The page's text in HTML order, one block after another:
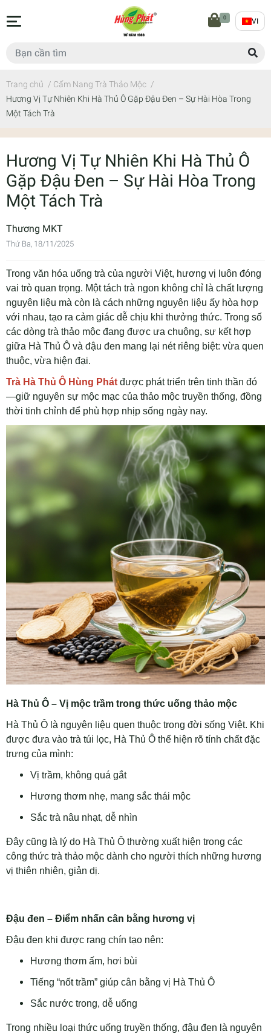
0 VI
Trang chủ / Cẩm Nang Trà Thảo Mộc /
Hương Vị Tự Nhiên Khi Hà Thủ Ô Gặp Đậu Đen – Sự Hài Hòa Trong
Một Tách Trà
Hương Vị Tự Nhiên Khi Hà Thủ Ô
Gặp Đậu Đen – Sự Hài Hòa Trong
Một Tách Trà
Thương MKT
Thứ Ba, 18/11/2025
Trong văn hóa uống trà của người Việt, hương vị luôn đóng
vai trò quan trọng. Một tách trà ngon không chỉ là chất lượng
nguyên liệu mà còn là cách những nguyên liệu ấy hòa hợp
với nhau, tạo ra cảm giác dễ chịu khi thưởng thức. Trong số
các dòng trà thảo mộc đang được ưa chuộng, sự kết hợp
giữa Hà Thủ Ô và đậu đen mang lại nét riêng biệt: vừa quen
thuộc, vừa hiện đại.
Trà Hà Thủ Ô Hùng Phát được phát triển trên tinh thần đó
—giữ nguyên sự mộc mạc của thảo mộc truyền thống, đồng
thời tinh chỉnh để phù hợp nhịp sống ngày nay.
Hà Thủ Ô – Vị mộc trầm trong thức uống thảo mộc
Hà Thủ Ô là nguyên liệu quen thuộc trong đời sống Việt. Khi
được đưa vào trà túi lọc, Hà Thủ Ô thể hiện rõ tính chất đặc
trưng của mình:
Vị trầm, không quá gắt
Hương thơm nhẹ, mang sắc thái mộc
Sắc trà nâu nhạt, dễ nhìn
Đây cũng là lý do Hà Thủ Ô thường xuất hiện trong các
công thức trà thảo mộc dành cho người thích những hương
vị thiên nhiên, giản dị.
Đậu đen – Điểm nhấn cân bằng hương vị
Đậu đen khi được rang chín tạo nên:
Hương thơm ấm, hơi bùi
Tiếng “nốt trầm” giúp cân bằng vị Hà Thủ Ô
Sắc nước trong, dễ uống
Trong nhiều loại thức uống truyền thống, đậu đen là nguyên